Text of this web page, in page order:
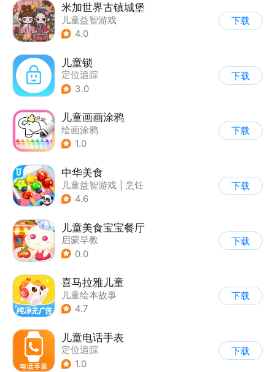
米加世界古镇城堡
儿童益智游戏
4.0
下载
儿童锁
定位追踪
3.0
下载
儿童画画涂鸦
绘画涂鸦
1.0
下载
中华美食
儿童益智游戏
烹饪
4.6
下载
儿童美食宝宝餐厅
启蒙早教
0.0
下载
喜马拉雅儿童
儿童绘本故事
4.7
下载
儿童电话手表
定位追踪
1.0
下载